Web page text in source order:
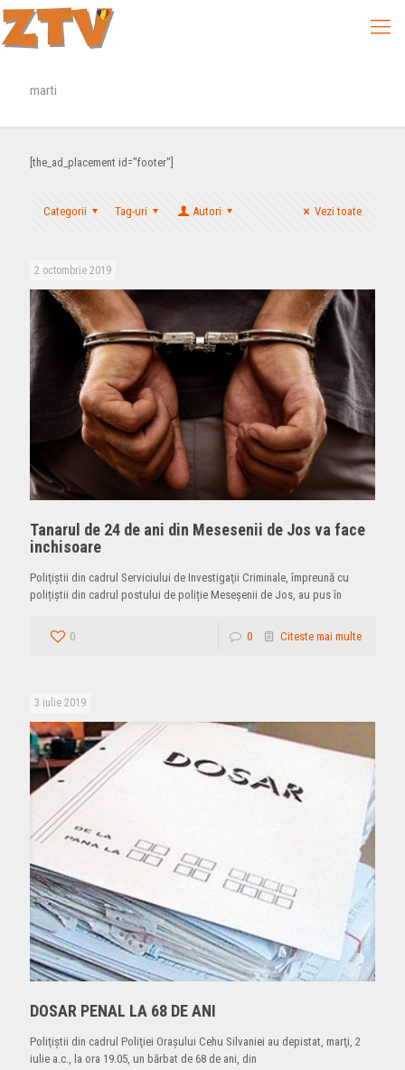
marti
[the_ad_placement id="footer"]
Categorii Tag-uri Autori Vezi toate
2 octombrie 2019
Tanarul de 24 de ani din Mesesenii de Jos va face
inchisoare
Poliţiştii din cadrul Serviciului de Investigaţii Criminale, împreună cu
polițiștii din cadrul postului de poliție Meseșenii de Jos, au pus în
0 0 Citeste mai multe
3 iulie 2019
DOSAR PENAL LA 68 DE ANI
Poliţiştii din cadrul Poliţiei Oraşului Cehu Silvaniei au depistat, marţi, 2
iulie a.c., la ora 19.05, un bărbat de 68 de ani, din